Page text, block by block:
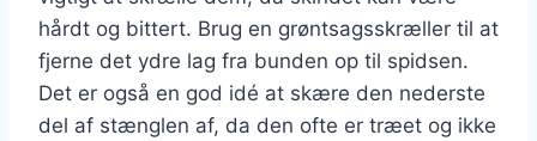
hårdt og bittert. Brug en grøntsagsskræller til at
fjerne det ydre lag fra bunden op til spidsen.
Det er også en god idé at skære den nederste
del af stænglen af, da den ofte er træet og ikke